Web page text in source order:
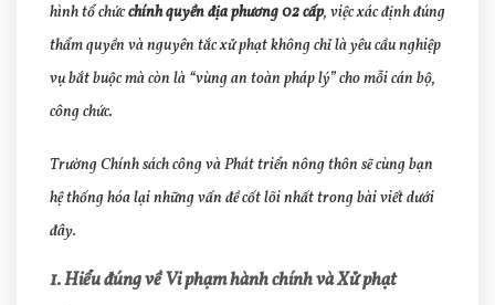
hình tổ chứcchính quyền địa phương 02 cấp, việc xác định đúng
thẩm quyền và nguyên tắc xử phạt không chỉ là yêu cầu nghiệp
vụ bắt buộc mà còn là “vùng an toàn pháp lý” cho mỗi cán bộ,
công chức.
Trường Chính sách công và Phát triển nông thôn sẽ cùng bạn
hệ thống hóa lại những vấn đề cốt lõi nhất trong bài viết dưới
đây.
1. Hiểu đúng về Vi phạm hành chính và Xử phạt